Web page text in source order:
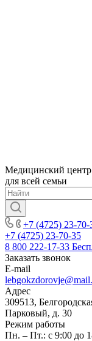
Медицинский центр
для всей семьи
+7 (4725) 23-70-
+7 (4725) 23-70-35
8 800 222-17-33
Заказать звонок
E-mail
Адрес
309513,
Парковый, д. 30
Режим работы
Пн. – Пт.: с 9:00 до